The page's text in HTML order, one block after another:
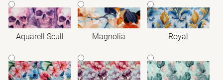
Aquarell Scull Magnolia Royal